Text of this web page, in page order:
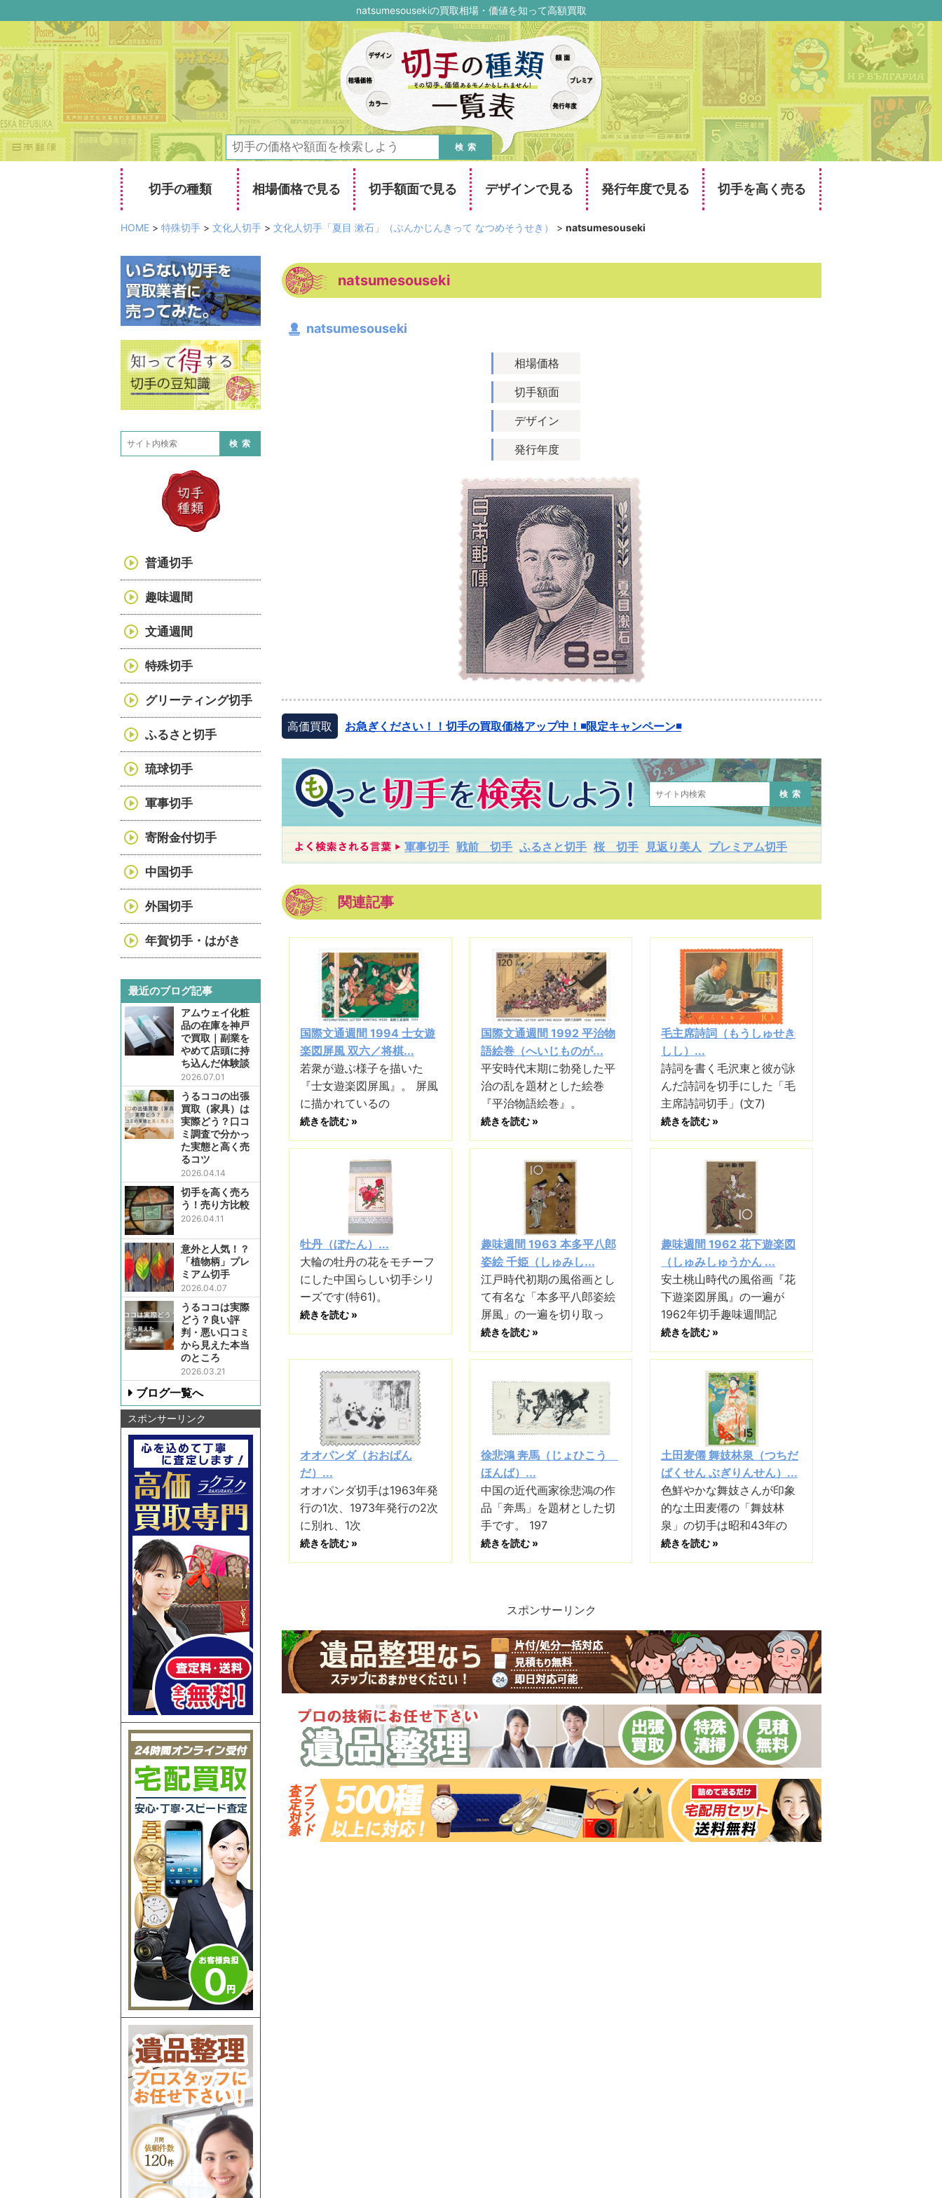
natsumesousekiの買取相場・価値を知って高額買取
検索
切手の種類 相場価格で見る 切手額面で見る デザインで見る 発行年度で見る 切手を高く売る
HOME > 特殊切手 > 文化人切手 > 文化人切手「夏目 漱石」（ぶんかじんきって なつめそうせき） > natsumesouseki
natsumesouseki
natsumesouseki
相場価格
切手額面
デザイン
発行年度
高価買取 お急ぎください！！切手の買取価格アップ中！◾️限定キャンペーン◾️
検索
軍事切手 戦前 切手 ふるさと切手 桜 切手 見返り美人 プレミアム切手
関連記事
国際文通週間 1994 士女遊
楽図屏風 双六／将棋...
若衆が遊ぶ様子を描いた
『士女遊楽図屏風』。 屏風
に描かれているの
続きを読む »
国際文通週間 1992 平治物
語絵巻（へいじものが...
平安時代末期に勃発した平
治の乱を題材とした絵巻
『平治物語絵巻』。
続きを読む »
毛主席詩詞（もうしゅせき
しし）...
詩詞を書く毛沢東と彼が詠
んだ詩詞を切手にした「毛
主席詩詞切手」(文7)
続きを読む »
牡丹（ぼたん）...
大輪の牡丹の花をモチーフ
にした中国らしい切手シリ
ーズです(特61)。
続きを読む »
趣味週間 1963 本多平八郎
姿絵 千姫（しゅみし...
江戸時代初期の風俗画とし
て有名な「本多平八郎姿絵
屏風」の一遍を切り取っ
続きを読む »
趣味週間 1962 花下遊楽図
（しゅみしゅうかん ...
安土桃山時代の風俗画『花
下遊楽図屏風』の一遍が
1962年切手趣味週間記
続きを読む »
オオパンダ（おおぱん
だ）...
オオパンダ切手は1963年発
行の1次、1973年発行の2次
に別れ、1次
続きを読む »
徐悲鴻 奔馬（じょひこう
ほんば）...
中国の近代画家徐悲鴻の作
品「奔馬」を題材とした切
手です。 197
続きを読む »
土田麦僊 舞妓林泉（つちだ
ばくせん ぶぎりんせん）...
色鮮やかな舞妓さんが印象
的な土田麦僊の「舞妓林
泉」の切手は昭和43年の
続きを読む »
スポンサーリンク
検索
普通切手
趣味週間
文通週間
特殊切手
グリーティング切手
ふるさと切手
琉球切手
軍事切手
寄附金付切手
中国切手
外国切手
年賀切手・はがき
最近のブログ記事
アムウェイ化粧
品の在庫を神戸
で買取｜副業を
やめて店頭に持
ち込んだ体験談
2026.07.01
うるココの出張
買取（家具）は
実際どう？口コ
ミ調査で分かっ
た実態と高く売
るコツ
2026.04.14
切手を高く売ろ
う！売り方比較
2026.04.11
意外と人気！？
「植物柄」プレ
ミアム切手
2026.04.07
うるココは実際
どう？良い評
判・悪い口コミ
から見えた本当
のところ
2026.03.21
ブログ一覧へ
スポンサーリンク